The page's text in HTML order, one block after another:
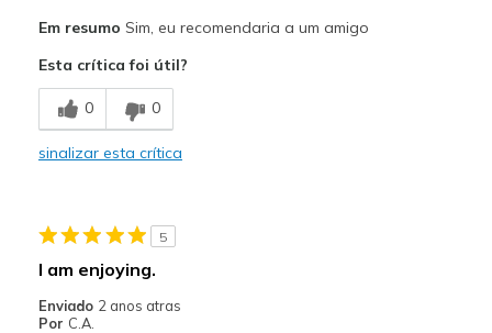
Good Cushioning
Stylish
Casual Wear
Em resumo Sim, eu recomendaria a um amigo
Esta crítica foi útil?
0 0
sinalizar esta crítica
5
I am enjoying.
Enviado 2 anos atras
Por C.A.